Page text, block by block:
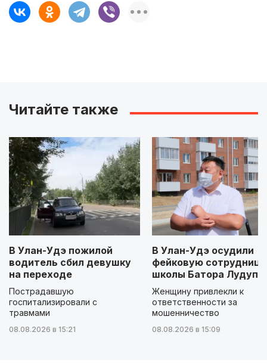
Читайте также
В Улан-Удэ пожилой
водитель сбил девушку
на переходе
Пострадавшую
госпитализировали с
травмами
08.08.2026 в 15:21
В Улан-Удэ осудили
фейковую сотрудницу
школы Батора
Женщину привлекли к
ответственности за
мошенничество
08.08.2026 в 15:09